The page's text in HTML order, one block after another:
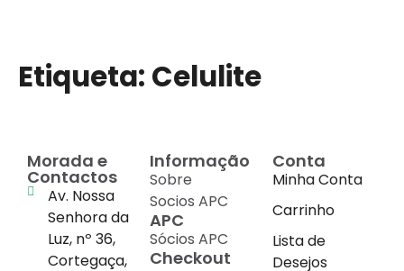
Etiqueta: Celulite
Morada e
Contactos
Av. Nossa
Senhora da
Luz, nº 36,
Cortegaça,
Informação
Sobre
Socios APC
APC
Sócios APC
Checkout
Conta
Minha Conta
Carrinho
Lista de
Desejos